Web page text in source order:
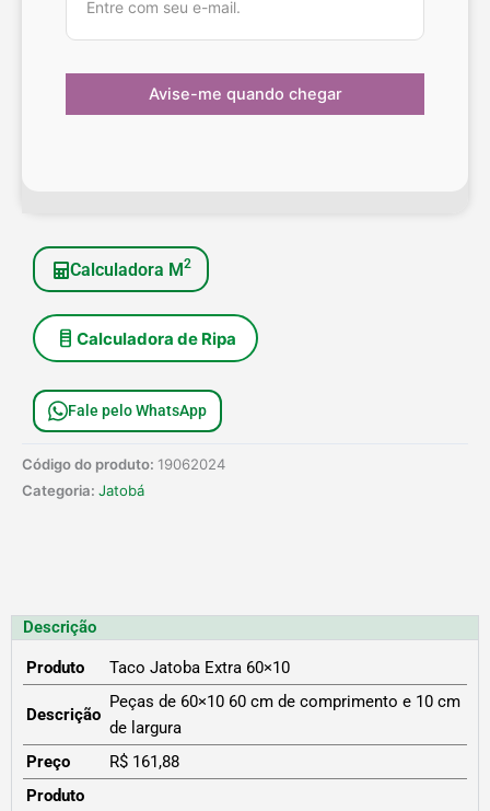
Calculadora M2
Calculadora de Ripa
Fale pelo WhatsApp
Código do produto: 19062024
Categoria: Jatobá
Descrição
Produto Taco Jatoba Extra 60×10
Descrição
Peças de 60×10 60 cm de comprimento e 10 cm
de largura
Preço
R$ 161,88
Produto